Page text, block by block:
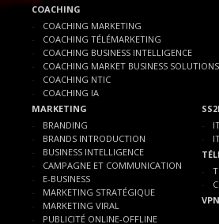
COACHING
COACHING MARKETING
COACHING TÉLÉMARKETING
COACHING BUSINESS INTELLIGENCE
COACHING MARKET BUSINESS SOLUTIONS
COACHING NTIC
COACHING IA
MARKETING
BRANDING
BRANDS INTRODUCTION
BUSINESS INTELLIGENCE
CAMPAGNE ET COMMUNICATION
E-BUSINESS
MARKETING STRATÉGIQUE
MARKETING VIRAL
PUBLICITÉ ONLINE-OFFLINE
SS2I
VPN